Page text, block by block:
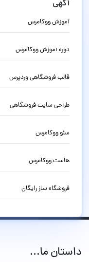
آگهی
آموزش ووکامرس
دوره آموزش ووکامرس
قالب فروشگاهی وردپرس
طراحی سایت فروشگاهی
سئو ووکامرس
هاست ووکامرس
فروشگاه ساز رایگان
داستان ما...